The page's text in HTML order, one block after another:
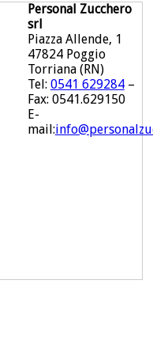
Personal Zucchero
srl
Piazza Allende, 1
47824 Poggio
Torriana (RN)
Tel: 0541 629284–
Fax: 0541.629150
E-
mail: